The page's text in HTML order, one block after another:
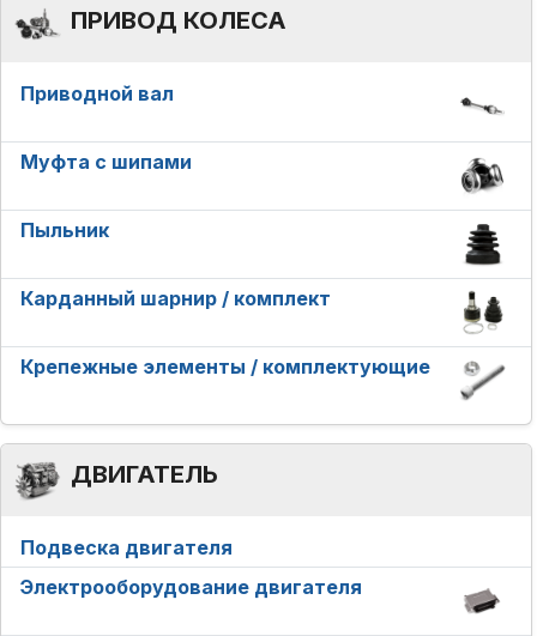
ПРИВОД КОЛЕСА
Приводной вал
Муфта с шипами
Пыльник
Карданный шарнир / комплект
Крепежные элементы / комплектующие
ДВИГАТЕЛЬ
Подвеска двигателя
Электрооборудование двигателя